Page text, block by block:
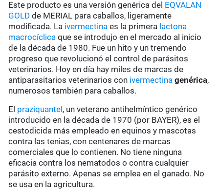
Este producto es una versión genérica del EQVALAN
GOLD de MERIAL para caballos, ligeramente
modificada. La ivermectina es la primera lactona
macrocíclica que se introdujo en el mercado al inicio
de la década de 1980. Fue un hito y un tremendo
progreso que revolucionó el control de parásitos
veterinarios. Hoy en día hay miles de marcas de
antiparasitarios veterinarios con ivermectina genérica,
numerosos también para caballos.
El praziquantel , un veterano antihelmíntico genérico
introducido en la década de 1970 (por BAYER), es el
cestodicida más empleado en equinos y mascotas
contra las tenias, con centenares de marcas
comerciales que lo contienen. No tiene ninguna
eficacia contra los nematodos o contra cualquier
parásito externo. Apenas se emplea en el ganado. No
se usa en la agricultura.